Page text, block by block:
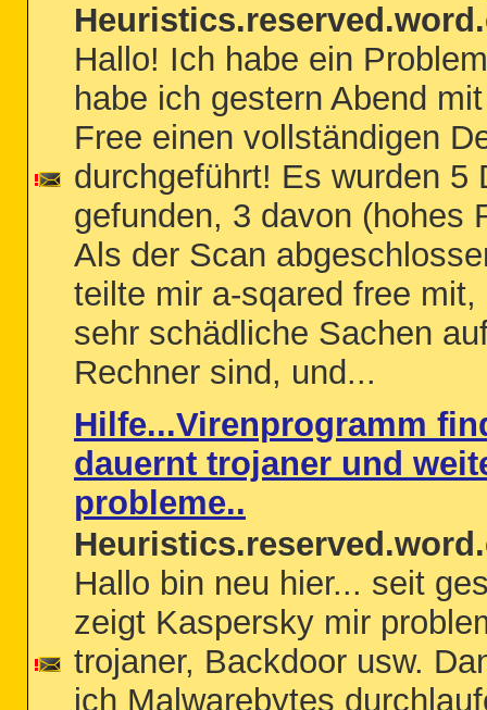
Hallo! Ich habe ein
habe ich gestern Abend
Free einen vollständigen
durchgeführt! Es wurden 5
gefunden, 3 davon (hohes
Als der Scan
teilte mir a-sqared free mit,
sehr schädliche Sachen
Rechner sind, und...
Hilfe...Virenprogramm
dauernt trojaner und
probleme..
Hallo bin neu hier... seit
zeigt Kaspersky mir
trojaner, Backdoor usw.
ich Malwarebytes